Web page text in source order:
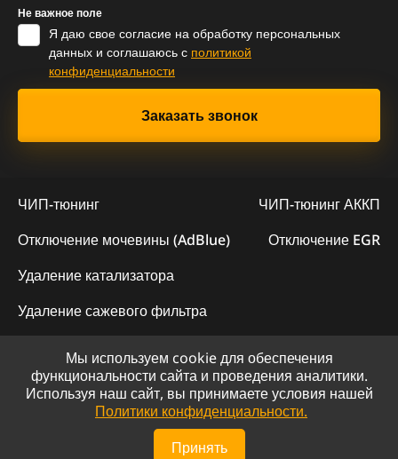
Не важное поле
Я даю свое согласие на обработку персональных
данных и соглашаюсь с политикой
конфиденциальности
ЧИП-тюнинг
ЧИП-тюнинг АККП
Отключение мочевины (AdBlue)
Отключение EGR
Удаление катализатора
Удаление сажевого фильтра
© 2023 - Официальный сайт "ChipLogic"
Политика конфиденциальности
Сайт разработан компанией DS-ART
Мы используем cookie для обеспечения
функциональности сайта и проведения аналитики.
Используя наш сайт, вы принимаете условия нашей
Политики конфиденциальности.
Принять